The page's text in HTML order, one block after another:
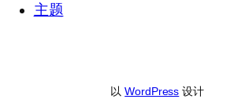
主题
以WordPress 设计